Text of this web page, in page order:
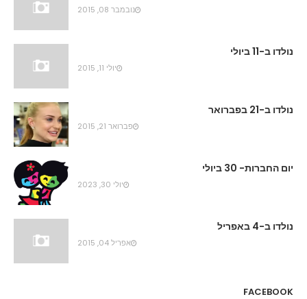
נובמבר 08, 2015
נולדו ב-11 ביולי
יולי 11, 2015
נולדו ב-21 בפברואר
פברואר 21, 2015
יום החברות- 30 ביולי
יולי 30, 2023
נולדו ב-4 באפריל
אפריל 04, 2015
FACEBOOK